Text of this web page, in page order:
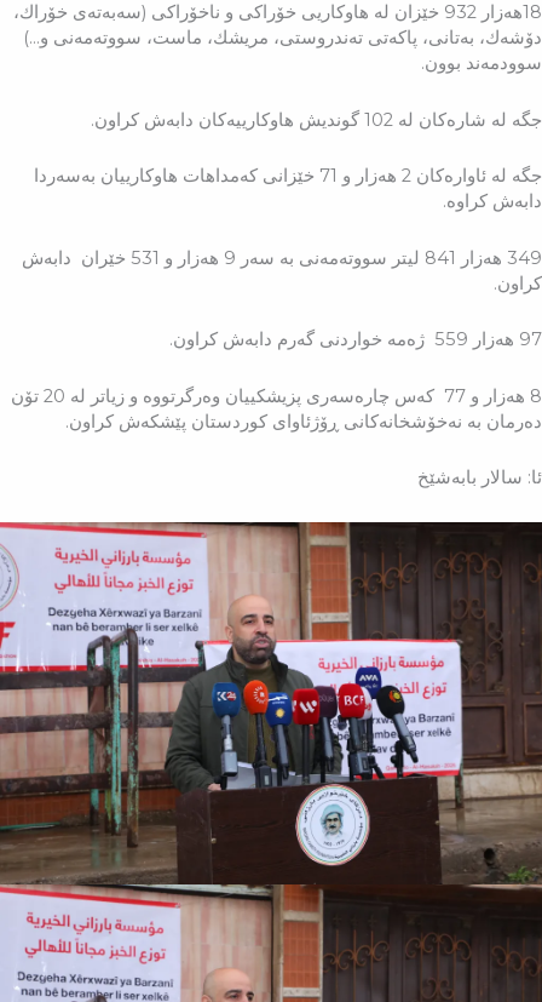
18هەزار 932 خێزان لە هاوكاریی خۆراكی و ناخۆراكی (سەبەتەی خۆراك،
دۆشەك، بەتانی، پاكەتی تەندروستی، مریشك، ماست، سووتەمەنی و…)
سوودمەند بوون.
جگە لە شارەكان لە 102 گوندیش هاوكارییەكان دابەش كراون.
جگە لە ئاوارەكان 2 هەزار و 71 خێزانی كەمداهات هاوكارییان بەسەردا
دابەش كراوە.
349 هەزار 841 لیتر سووتەمەنی بە سەر 9 هەزار و 531 خێران دابەش
كراون.
97 هەزار 559 ژەمە خواردنی گەرم دابەش كراون.
8 هەزار و 77 كەس چارەسەری پزیشكییان وەرگرتووە و زیاتر لە 20 تۆن
دەرمان بە نەخۆشخانەكانی ڕۆژئاوای كوردستان پێشكەش كراون.
ئا: سالار بابەشێخ